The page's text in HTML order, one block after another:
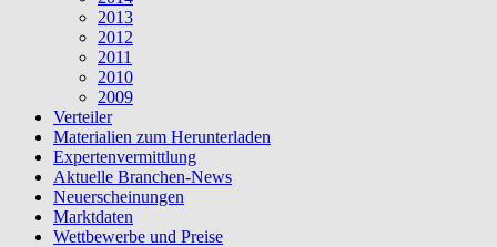
2013
2012
2011
2010
2009
Verteiler
Materialien zum Herunterladen
Expertenvermittlung
Aktuelle Branchen-News
Neuerscheinungen
Marktdaten
Wettbewerbe und Preise